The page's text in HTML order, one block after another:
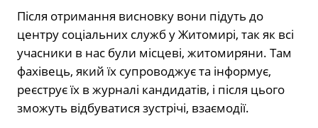
Після отримання висновку вони підуть до
центру соціальних служб у Житомирі, так як всі
учасники в нас були місцеві, житомиряни. Там
фахівець, який їх супроводжує та інформує,
реєструє їх в журналі кандидатів, і після цього
зможуть відбуватися зустрічі, взаємодії.